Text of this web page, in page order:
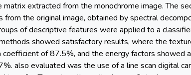
extracted from the monochrome image. The
the original image, obtained by spectral
of descriptive features were applied to a
showed satisfactory results, where the
of 87.5%, and the energy factors showed
also evaluated was the use of a line scan digital